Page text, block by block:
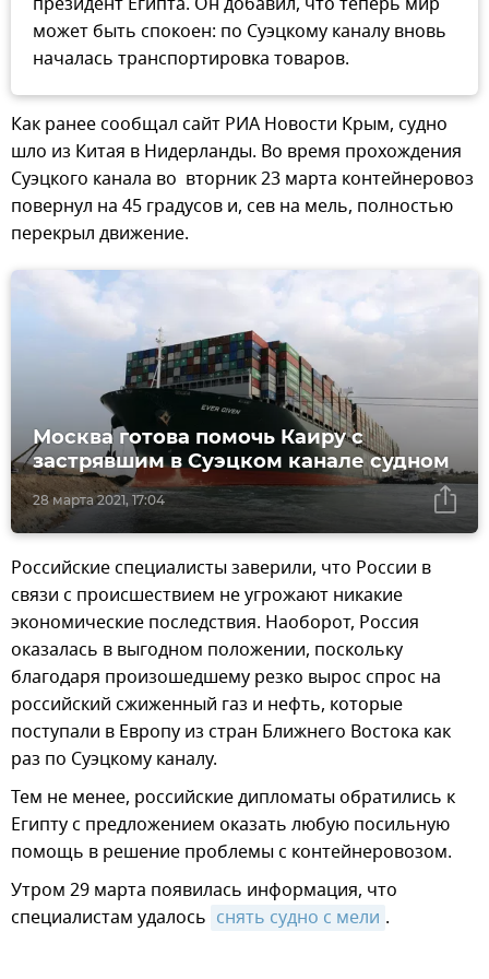
может быть спокоен: по Суэцкому каналу вновь
началась транспортировка товаров.
Как ранее сообщал сайт РИА Новости Крым, судно
шло из Китая в Нидерланды. Во время прохождения
Суэцкого канала во вторник 23 марта контейнеровоз
повернул на 45 градусов и, сев на мель, полностью
перекрыл движение.
28 марта 2021, 17:04
Москва готова помочь Каиру с
застрявшим в Суэцком канале судном
Российские специалисты заверили, что России в
связи с происшествием не угрожают никакие
экономические последствия. Наоборот, Россия
оказалась в выгодном положении, поскольку
благодаря произошедшему резко вырос спрос на
российский сжиженный газ и нефть, которые
поступали в Европу из стран Ближнего Востока как
раз по Суэцкому каналу.
Тем не менее, российские дипломаты обратились к
Египту с предложением оказать любую посильную
помощь в решение проблемы с контейнеровозом.
Утром 29 марта появилась информация, что
специалистам удалось снять судно с мели .